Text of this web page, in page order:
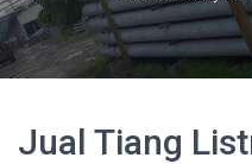
Jual Tiang